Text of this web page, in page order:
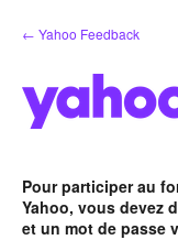
Aller
au
← Yahoo Feedback
Pour participer au
Yahoo, vous devez
et un mot de passe